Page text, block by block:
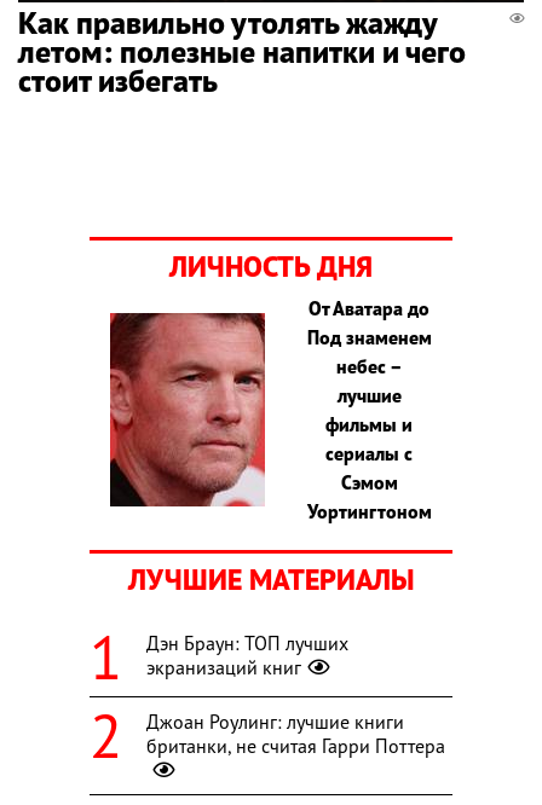
Как правильно утолять жажду
летом: полезные напитки и чего
стоит избегать
ЛИЧНОСТЬ ДНЯ
От Аватара до
Под знаменем
небес –
лучшие
фильмы и
сериалы с
Сэмом
Уортингтоном
ЛУЧШИЕ МАТЕРИАЛЫ
Дэн Браун: ТОП лучших
экранизаций книг
Джоан Роулинг: лучшие книги
британки, не считая Гарри Поттера